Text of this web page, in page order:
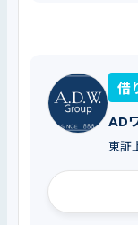
借
AD
東証